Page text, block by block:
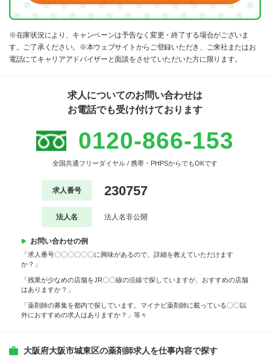
※在庫状況により、キャンペーンは予告なく変更・終了する場合がございま
す。ご了承ください。※本ウェブサイトからご登録いただき、ご来社またはお
電話にてキャリアアドバイザーと面談をさせていただいた方に限ります。
求人についてのお問い合わせは
お電話でも受け付けております
0120-866-153
全国共通フリーダイヤル / 携帯・PHPSからでもOKです
求人番号 230757
法人名 法人名非公開
お問い合わせの例
「求人番号〇〇〇〇〇〇に興味があるので、詳細を教えていただけます
か？」
「残業が少なめの店舗をJR〇〇線の沿線で探していますが、おすすめの店舗
はありますか？」
「薬剤師の募集を都内で探しています。マイナビ薬剤師に載っている〇〇以
外におすすめの求人はありますか？」等々
大阪府大阪市城東区の薬剤師求人を仕事内容で探す